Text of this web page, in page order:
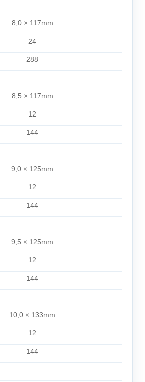
8,0 × 117mm
24
288
8,5 × 117mm
12
144
9,0 × 125mm
12
144
9,5 × 125mm
12
144
10,0 × 133mm
12
144